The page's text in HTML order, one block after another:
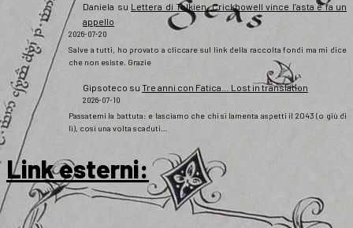
Daniela su Lettera di Tolkien, Crickhowell vince l’asta e fa un
appello
2026-07-20
Salve a tutti, ho provato a cliccare sul link della raccolta fondi ma mi dice
che non esiste. Grazie
Gipsoteco su Tre anni con Fatica… Lost in translation
2026-07-10
Passatemi la battuta: e lasciamo che chi si lamenta aspetti il 2043 (o giù di
lì), così una volta scaduti…
Link esterni: